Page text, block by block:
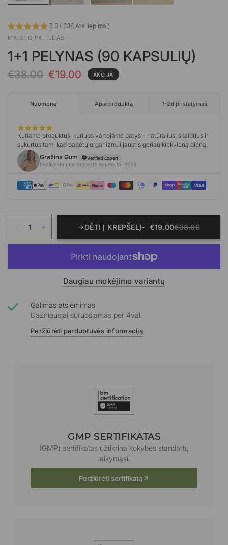
5.0 ( 338 Atsiliepimai)
MAISTO PAPILDAS
1+1 PELYNAS (90 KAPSULIŲ)
€38.00 €19.00 AKCIJA
DĖTI Į KREPŠELĮ €19.00€38.00
Daugiau mokėjimo variantų
Galimas atsiėmimas
Dažniausiai suruošiamas per 4val.
Peržiūrėti parduotuvės informaciją
GMP SERTIFIKATAS
(GMP) sertifikatas užtikrina kokybės standartų
laikymąsi.
Peržiūrėti sertifikatą